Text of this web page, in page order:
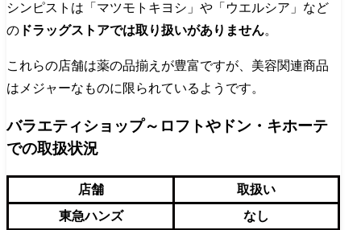
シンピストは「マツモトキヨシ」や「ウエルシア」など
の ドラッグストアでは取り扱いがありません。
これらの店舗は薬の品揃えが豊富ですが、美容関連商品
はメジャーなものに限られているようです。
バラエティショップ～ロフトやドン・キホーテ
での取扱状況
店舗
取扱い
東急ハンズ
なし